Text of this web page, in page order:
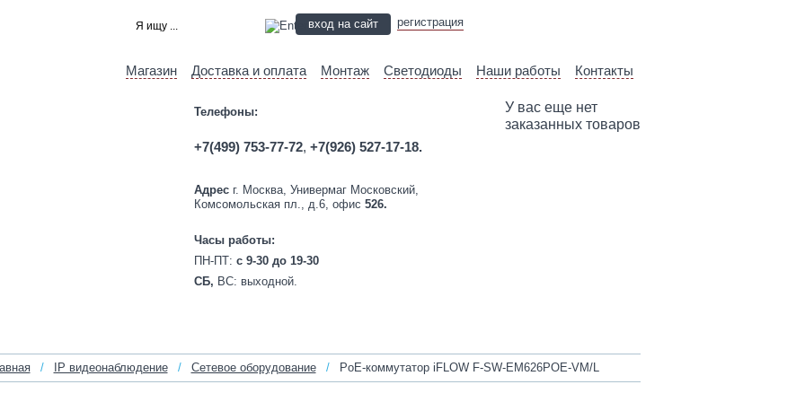
вход на сайт регистрация
Магазин Доставка и оплата Монтаж Светодиоды Наши работы Контакты
У вас еще нет
заказанных товаров
Телефоны:
+7(499) 753-77-72, +7(926) 527-17-18.
Адресг. Москва, Универмаг Московский,
Комсомольская пл., д.6, офис 526.
Часы работы:
ПН-ПТ: c 9-30 до 19-30
СБ, ВС: выходной.
/ IP видеонаблюдение / Сетевое оборудование / PoE-коммутатор iFLOW F-SW-EM626POE-VM/L